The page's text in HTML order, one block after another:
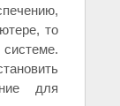
то
системе.
для